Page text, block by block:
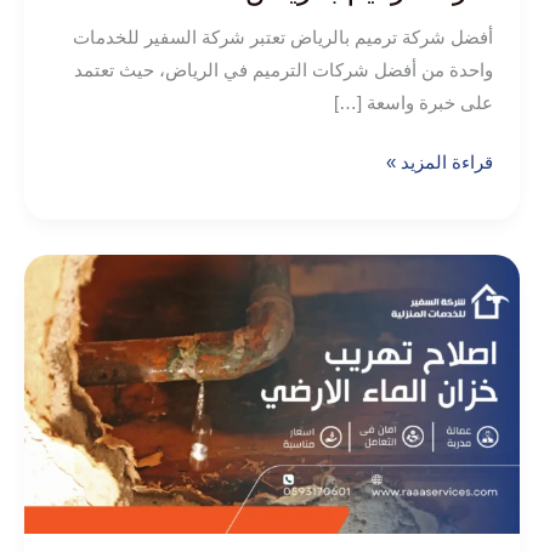
أفضل شركة ترميم بالرياض تعتبر شركة السفير للخدمات
واحدة من أفضل شركات الترميم في الرياض، حيث تعتمد
على خبرة واسعة […]
قراءة المزيد »
تهريب
الماء
الارضي